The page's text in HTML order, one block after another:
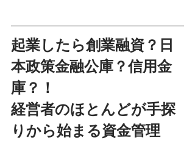
起業したら創業融資？日
本政策金融公庫？信用金
庫？！
経営者のほとんどが手探
りから始まる資金管理